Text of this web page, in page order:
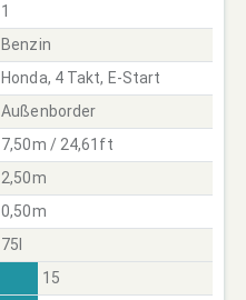
1
Benzin
Honda, 4 Takt, E-Start
Außenborder
7,50m / 24,61ft
2,50m
0,50m
75l
15